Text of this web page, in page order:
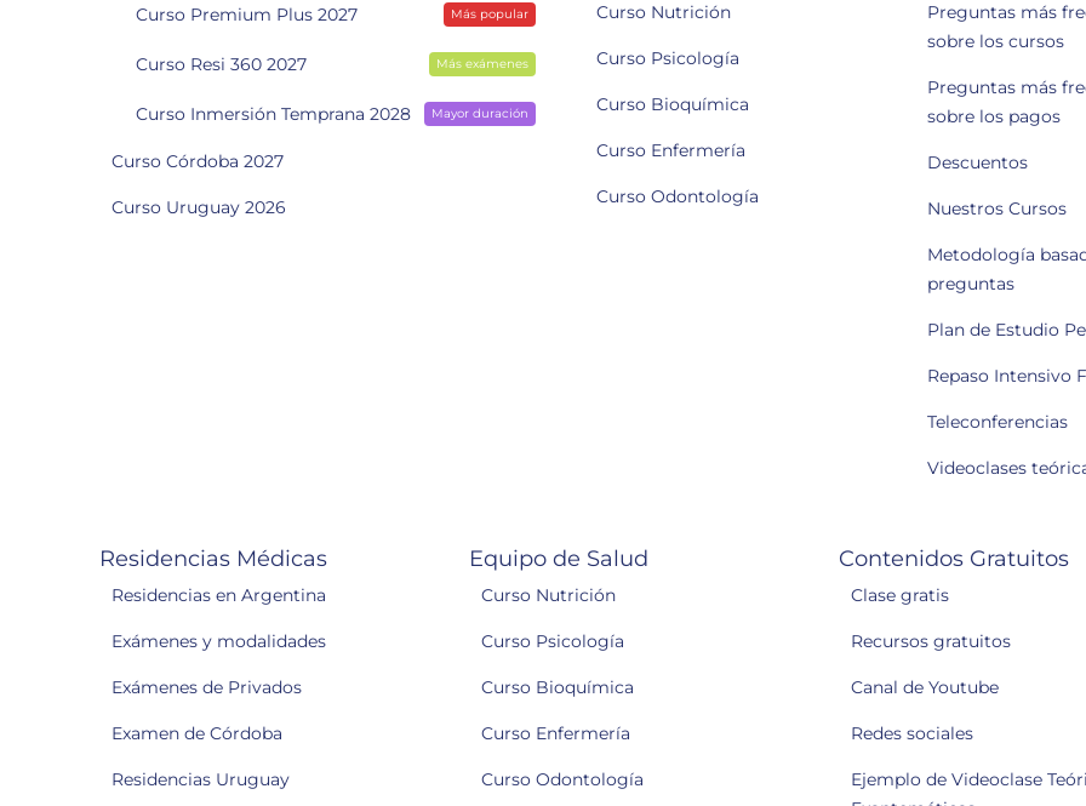
Curso Premium Plus 2027 Más popular
Curso Resi 360 2027 Más exámenes
Curso Inmersión Temprana 2028 Mayor duración
Curso Córdoba 2027
Curso Uruguay 2026
Curso Nutrición
Curso Psicología
Curso Bioquímica
Curso Enfermería
Curso Odontología
Preguntas más
sobre los cursos
Preguntas más
sobre los pagos
Descuentos
Nuestros Cursos
Metodología
preguntas
Plan de Estudio
Repaso Intensivo
Teleconferencias
Videoclases
Residencias Médicas
Residencias en Argentina
Exámenes y modalidades
Exámenes de Privados
Examen de Córdoba
Residencias Uruguay
Equipo de Salud
Curso Nutrición
Curso Psicología
Curso Bioquímica
Curso Enfermería
Curso Odontología
Contenidos Gratuitos
Clase gratis
Recursos gratuitos
Canal de Youtube
Redes sociales
Ejemplo de Videoclase